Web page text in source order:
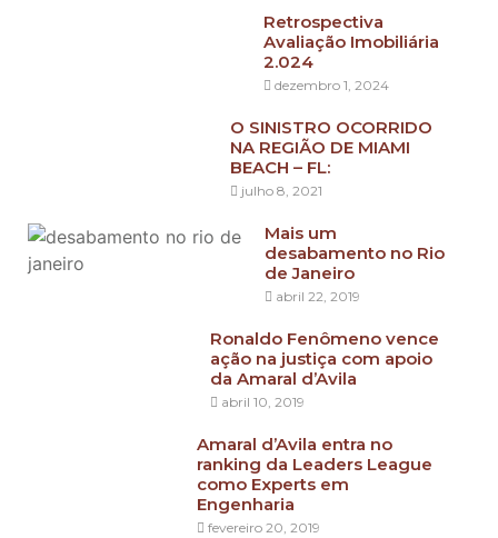
Retrospectiva
Avaliação Imobiliária
2.024
dezembro 1, 2024
O SINISTRO OCORRIDO
NA REGIÃO DE MIAMI
BEACH – FL:
julho 8, 2021
Mais um
desabamento no Rio
de Janeiro
abril 22, 2019
Ronaldo Fenômeno vence
ação na justiça com apoio
da Amaral d’Avila
abril 10, 2019
Amaral d’Avila entra no
ranking da Leaders League
como Experts em
Engenharia
fevereiro 20, 2019